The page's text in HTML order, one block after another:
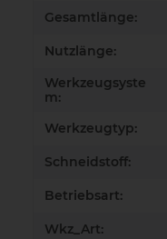
Gesamtlänge:
Nutzlänge:
Werkzeugsyste
m:
Werkzeugtyp:
Schneidstoff:
Betriebsart:
Wkz_Art: